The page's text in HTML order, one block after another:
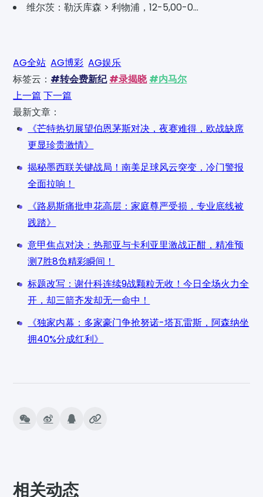
维尔茨：勒沃库森 > 利物浦，12-5,00-0...
AG全站 AG博彩 AG娱乐
标签云： #转会费新纪 #录揭晓 #内马尔
上一篇 下一篇
最新文章：
《芒特热切展望伯恩茅斯对决，夜赛难得，欧战缺席
更显珍贵激情》
揭秘墨西联关键战局！南美足球风云突变，冷门警报
全面拉响！
《路易斯痛批申花高层：家庭尊严受损，专业底线被
践踏》
意甲焦点对决：热那亚与卡利亚里激战正酣，精准预
测7胜8负精彩瞬间！
标题改写：谢什科连续9战颗粒无收！今日全场火力全
开，却三箭齐发却无一命中！
《独家内幕：多家豪门争抢努诺-塔瓦雷斯，阿森纳坐
拥40%分成红利》
相关动态